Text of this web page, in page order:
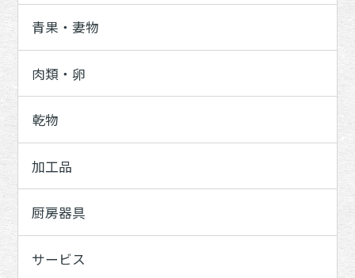
青果・妻物
肉類・卵
乾物
加工品
厨房器具
サービス